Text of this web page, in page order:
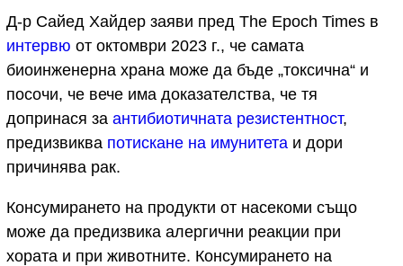
Д-р Сайед Хайдер заяви пред The Epoch Times в
интервю от октомври 2023 г., че самата
биоинженерна храна може да бъде „токсична“ и
посочи, че вече има доказателства, че тя
допринася за антибиотичната резистентност,
предизвиква потискане на имунитета и дори
причинява рак.
Консумирането на продукти от насекоми също
може да предизвика алергични реакции при
хората и при животните. Консумирането на